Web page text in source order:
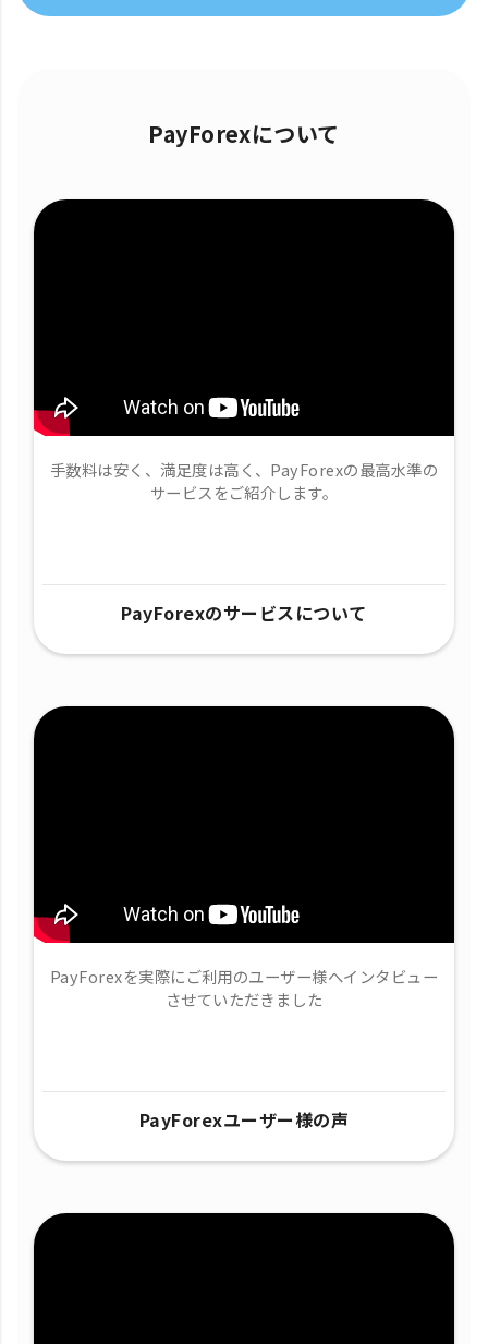
PayForexについて
手数料は安く、満足度は高く、PayForexの最高水準の
サービスをご紹介します。
PayForexのサービスについて
PayForexを実際にご利用のユーザー様へインタビュー
させていただきました
PayForexユーザー様の声​